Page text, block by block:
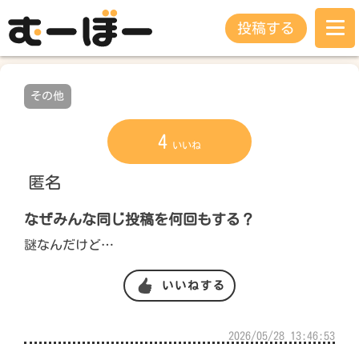
投稿する
その他
4 いいね
匿名
なぜみんな同じ投稿を何回もする？
謎なんだけど…
いいねする
2026/05/28 13:46:53